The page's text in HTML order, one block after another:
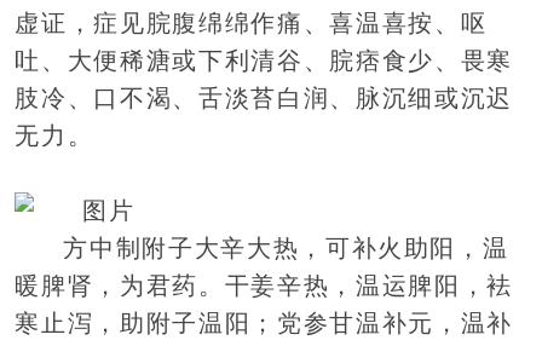
虚证，症见脘腹绵绵作痛、喜温喜按、呕
吐、大便稀溏或下利清谷、脘痞食少、畏寒
肢冷、口不渴、舌淡苔白润、脉沉细或沉迟
无力。
方中制附子大辛大热，可补火助阳，温
暖脾肾，为君药。干姜辛热，温运脾阳，袪
寒止泻，助附子温阳；党参甘温补元，温补